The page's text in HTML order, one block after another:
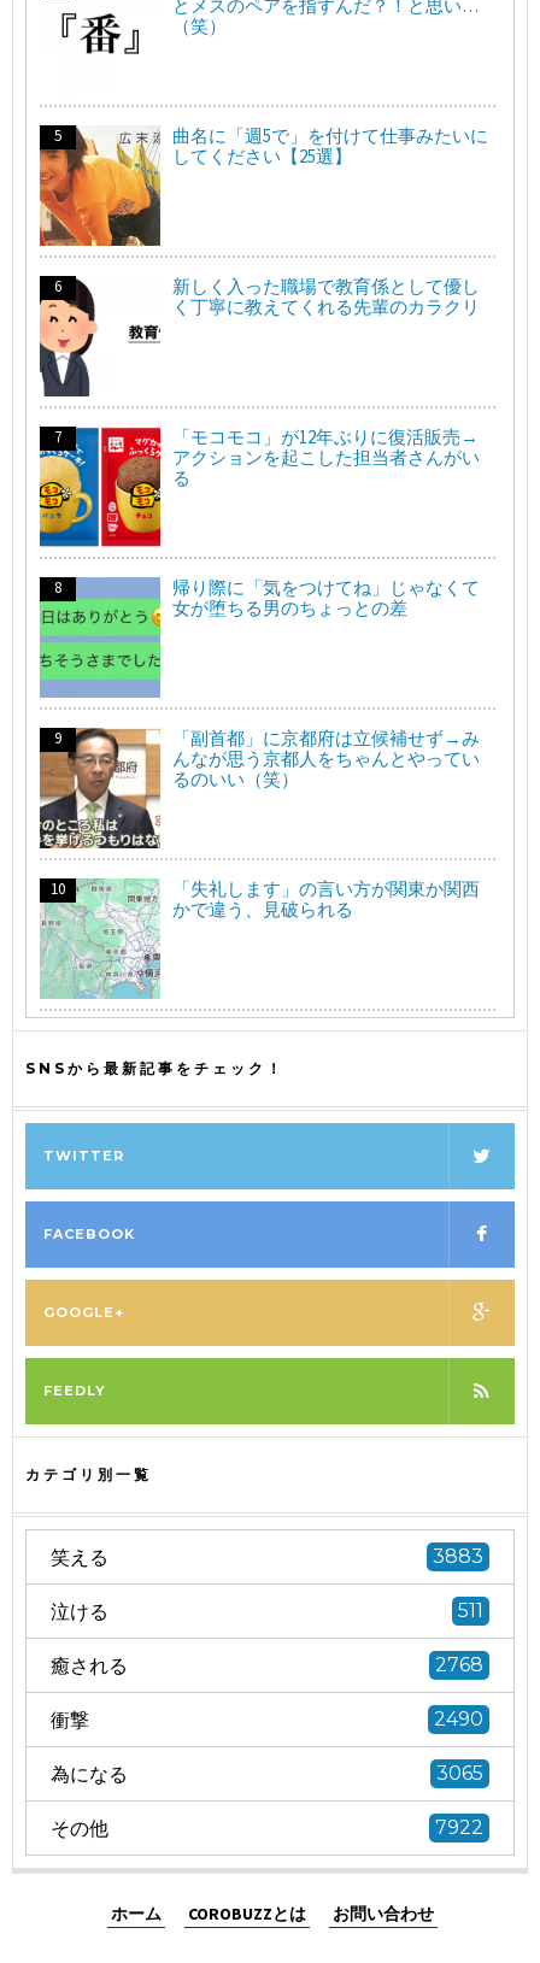
とメスのペアを指すんだ？！と思い…
（笑）
曲名に「週5で」を付けて仕事みたいに
してください【25選】
新しく入った職場で教育係として優し
く丁寧に教えてくれる先輩のカラクリ
「モコモコ」が12年ぶりに復活販売→
アクションを起こした担当者さんがい
る
帰り際に「気をつけてね」じゃなくて
女が堕ちる男のちょっとの差
「副首都」に京都府は立候補せず→み
んなが思う京都人をちゃんとやってい
るのいい（笑）
「失礼します」の言い方が関東か関西
かで違う、見破られる
SNSから最新記事をチェック！
TWITTER
FACEBOOK
GOOGLE+
FEEDLY
カテゴリ別一覧
笑える 3883
泣ける 511
癒される 2768
衝撃 2490
為になる 3065
その他 7922
ホーム COROBUZZとは お問い合わせ